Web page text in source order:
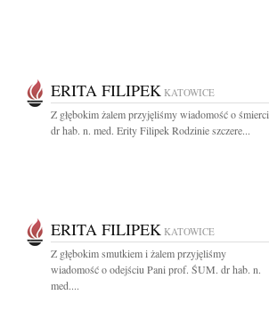
ERITA FILIPEK KATOWICE
Z głębokim żalem przyjęliśmy wiadomość o śmierci
dr hab. n. med. Erity Filipek Rodzinie szczere...
ERITA FILIPEK KATOWICE
Z głębokim smutkiem i żalem przyjęliśmy
wiadomość o odejściu Pani prof. ŚUM. dr hab. n.
med....